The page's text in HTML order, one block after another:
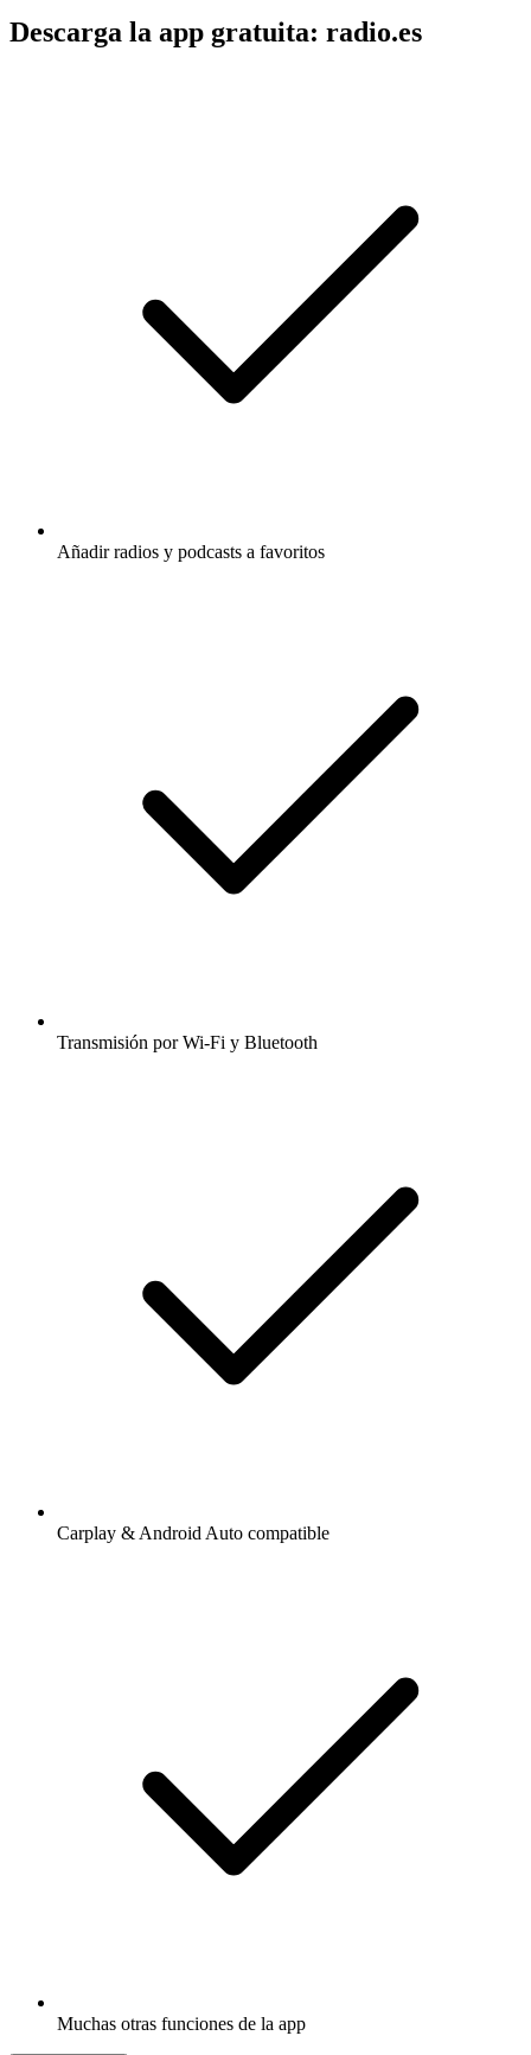
Descarga la app gratuita: radio.es
Añadir radios y podcasts a favoritos
Transmisión por Wi-Fi y Bluetooth
Carplay & Android Auto compatible
Muchas otras funciones de la app